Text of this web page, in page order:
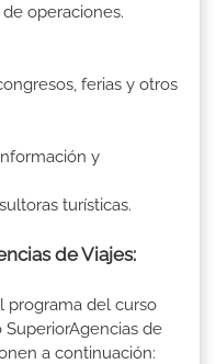
operaciones.
ferias y otros
y
turísticas.
de Viajes:
programa del curso
de
a continuación: